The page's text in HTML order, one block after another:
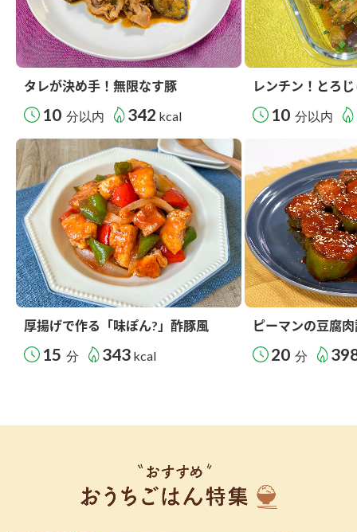
タレが決め手！無限なす豚
10 分以内 342 kcal
レンチン！とろ
10 分以内
厚揚げで作る「味ぽん?」酢豚風
15 分 343 kcal
ピーマンの豆腐
20 分